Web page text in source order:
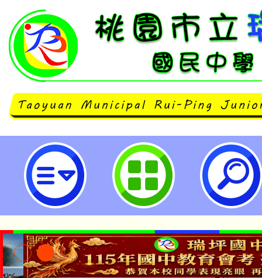
桃園市教師會研習115年1月各項
立瑞坪國民中學